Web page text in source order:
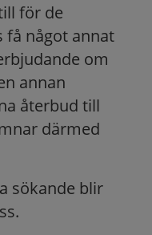
för de
få något annat
om
annan
återbud till
därmed
sökande blir